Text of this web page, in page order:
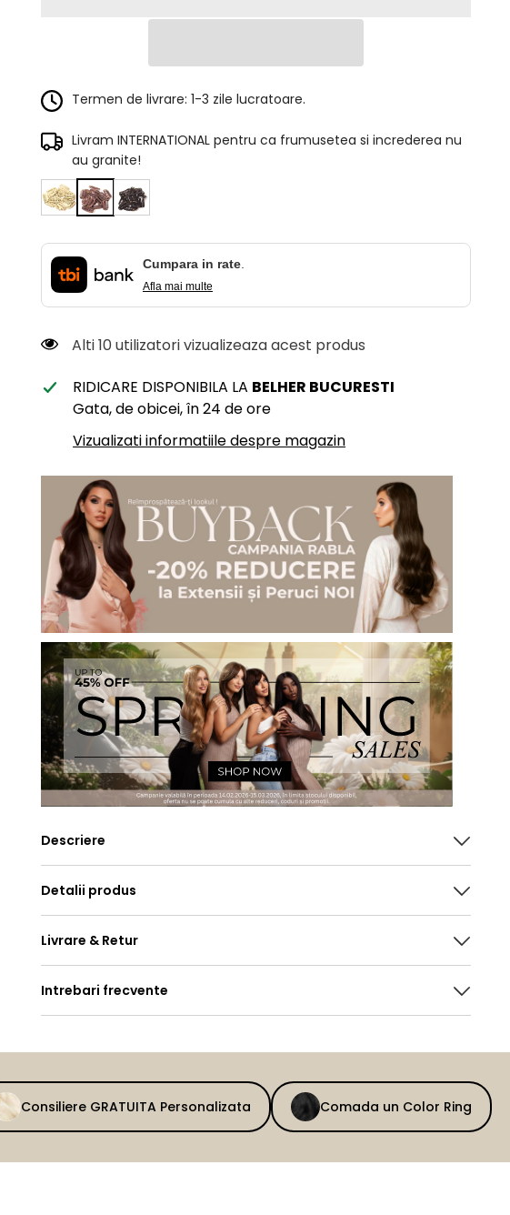
Maro
Termen de livrare: 1-3 zile lucratoare.
Livram INTERNATIONAL pentru ca frumusetea si increderea nu
au granite!
Cumpara in rate.
Afla mai multe
Alti 10 utilizatori vizualizeaza acest produs
RIDICARE DISPONIBILA LA BELHER BUCURESTI
Gata, de obicei, în 24 de ore
Vizualizati informatiile despre magazin
Descriere
Detalii produs
Livrare & Retur
Intrebari frecvente
Consiliere GRATUITA Personalizata Comada un Color Ring